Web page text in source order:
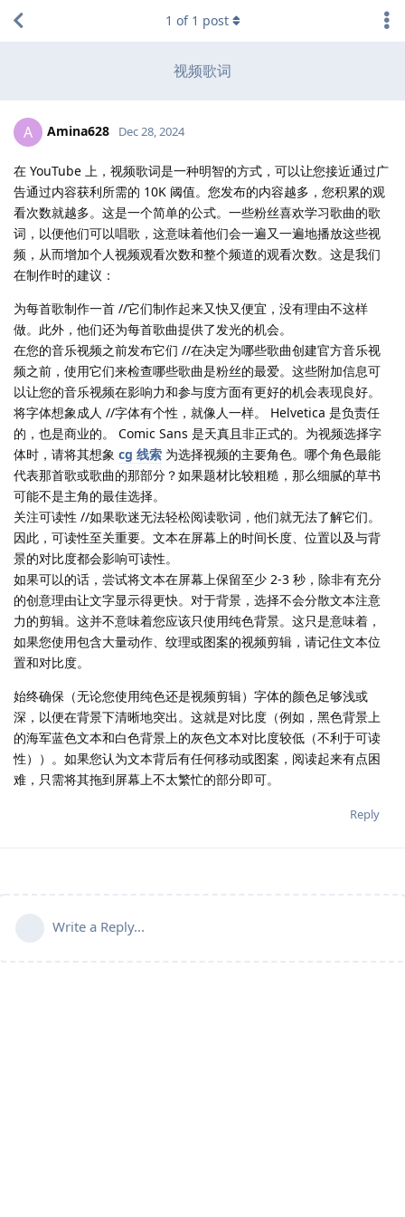
视频歌词
1 of 1 post
A Amina628 Dec 28, 2024
在 YouTube 上，视频歌词是一种明智的方式，可以让您接近通过广
告通过内容获利所需的 10K 阈值。您发布的内容越多，您积累的观
看次数就越多。这是一个简单的公式。一些粉丝喜欢学习歌曲的歌
词，以便他们可以唱歌，这意味着他们会一遍又一遍地播放这些视
频，从而增加个人视频观看次数和整个频道的观看次数。这是我们
在制作时的建议：
为每首歌制作一首 //它们制作起来又快又便宜，没有理由不这样
做。此外，他们还为每首歌曲提供了发光的机会。
在您的音乐视频之前发布它们 //在决定为哪些歌曲创建官方音乐视
频之前，使用它们来检查哪些歌曲是粉丝的最爱。这些附加信息可
以让您的音乐视频在影响力和参与度方面有更好的机会表现良好。
将字体想象成人 //字体有个性，就像人一样。 Helvetica 是负责任
的，也是商业的。 Comic Sans 是天真且非正式的。为视频选择字
体时，请将其想象 cg 线索 为选择视频的主要角色。哪个角色最能
代表那首歌或歌曲的那部分？如果题材比较粗糙，那么细腻的草书
可能不是主角的最佳选择。
关注可读性 //如果歌迷无法轻松阅读歌词，他们就无法了解它们。
因此，可读性至关重要。文本在屏幕上的时间长度、位置以及与背
景的对比度都会影响可读性。
如果可以的话，尝试将文本在屏幕上保留至少 2-3 秒，除非有充分
的创意理由让文字显示得更快。对于背景，选择不会分散文本注意
力的剪辑。这并不意味着您应该只使用纯色背景。这只是意味着，
如果您使用包含大量动作、纹理或图案的视频剪辑，请记住文本位
置和对比度。
始终确保（无论您使用纯色还是视频剪辑）字体的颜色足够浅或
深，以便在背景下清晰地突出。这就是对比度（例如，黑色背景上
的海军蓝色文本和白色背景上的灰色文本对比度较低（不利于可读
性））。如果您认为文本背后有任何移动或图案，阅读起来有点困
难，只需将其拖到屏幕上不太繁忙的部分即可。
Reply
Write a Reply...